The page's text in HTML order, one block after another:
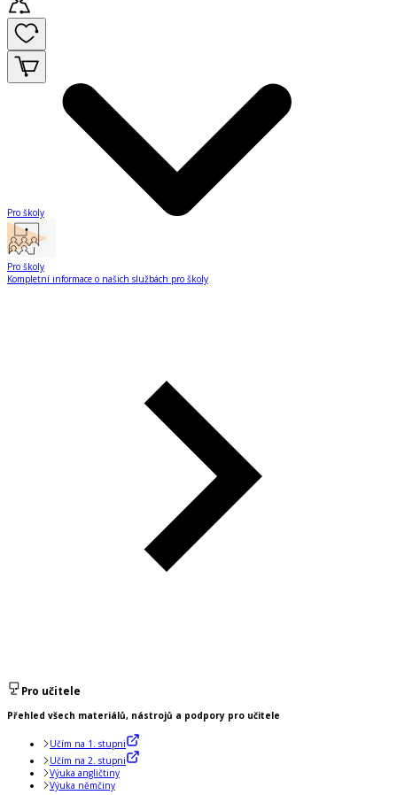
Pro školy
Pro školy
Kompletní informace o našich službách pro školy
Pro učitele
Přehled všech materiálů, nástrojů a podpory pro učitele
Učím na 1. stupni
Učím na 2. stupni
Výuka angličtiny
Výuka němčiny